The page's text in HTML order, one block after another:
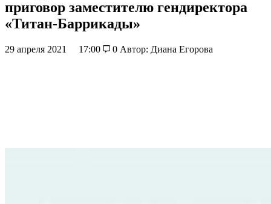
приговор заместителю гендиректора
«Титан-Баррикады»
29 апреля 2021 17:00 0 Автор: Диана Егорова